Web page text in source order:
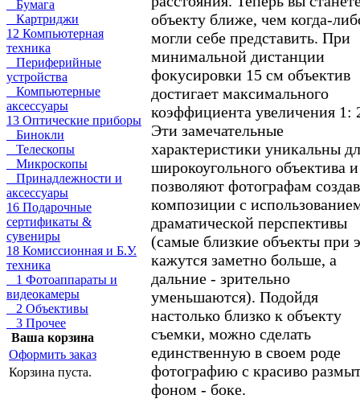
Бумага
Картриджи
12 Компьютерная
техника
Периферийные
устройства
Компьютерные
аксессуары
13 Оптические приборы
Бинокли
Телескопы
Микроскопы
Принадлежности и
аксессуары
16 Подарочные
сертификаты &
сувениры
18 Комиссионная и Б.У.
техника
1 Фотоаппараты и
видеокамеры
2 Объективы
3 Прочее
Ваша корзина
Оформить заказ
Корзина пуста.
объекту ближе, чем когда-
могли себе представить. При
минимальной дистанции
фокусировки 15 см объектив
достигает максимального
коэффициента увеличения 1:
Эти замечательные
характеристики уникальны
широкоугольного объектива и
позволяют фотографам
композиции с
драматической перспективы
(самые близкие объекты при
кажутся заметно больше, а
дальние - зрительно
уменьшаются). Подойдя
настолько близко к объекту
съемки, можно сделать
единственную в своем роде
фотографию с красиво
фоном - боке.